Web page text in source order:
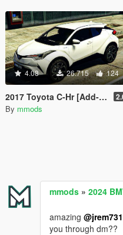
4.08 26.715 124
2017 Toyota C-Hr [Add-On | Replace]
By mmods
mmods » 2024
amazing
you through dm??